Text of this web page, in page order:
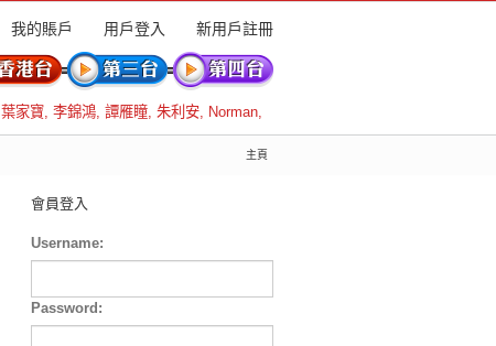
我的賬戶 用戶登入 新用戶註冊
葉家寶, 李錦鴻, 譚雁瞳, 朱利安, Norman,
主頁
會員登入
Username:
Password: